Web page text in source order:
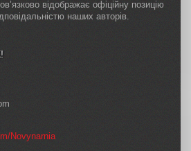
відображає офіційну позицію
наших авторів.
Novynarnia